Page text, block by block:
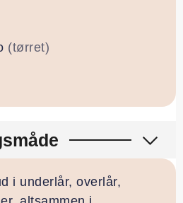
(tørret)
i underlår, overlår,